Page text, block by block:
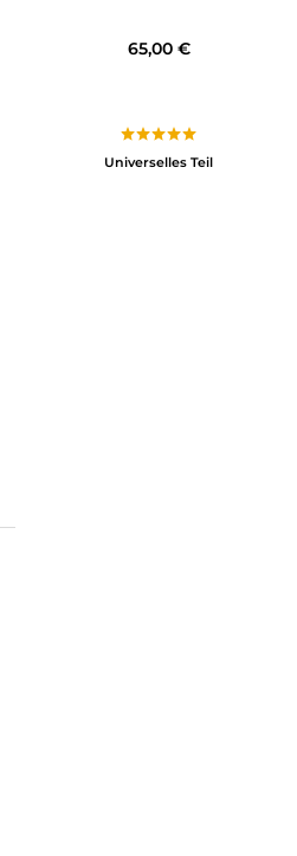
65,00 €
Universelles Teil